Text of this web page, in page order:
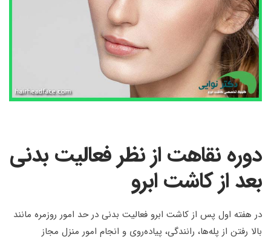
دوره نقاهت از نظر فعالیت بدنی
بعد از کاشت ابرو
در هفته اول پس از کاشت ابرو فعالیت بدنی در حد امور روزمره مانند
بالا رفتن از پله‌ها، رانندگی، پیاده‌روی و انجام امور منزل مجاز